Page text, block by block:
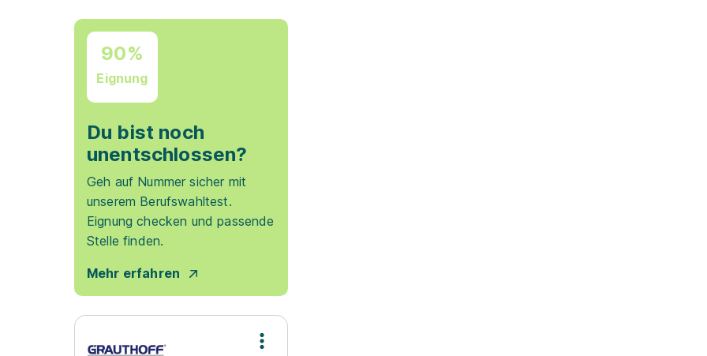
90%
Eignung
Du bist noch
unentschlossen?
Geh auf Nummer sicher mit
unserem Berufswahltest.
Eignung checken und passende
Stelle finden.
Mehr erfahren